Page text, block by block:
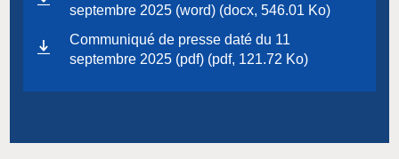
septembre 2025 (word) (docx, 546.01 Ko)
Communiqué de presse daté du 11
septembre 2025 (pdf) (pdf, 121.72 Ko)